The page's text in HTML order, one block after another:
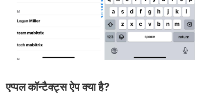
एप्पल कॉन्टैक्ट्स ऐप क्या है?